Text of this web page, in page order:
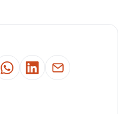
WhatsAppLinkedInE-mail